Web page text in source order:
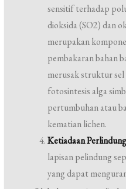
sensitif terhadap
dioksida (SO2) dan
merupakan
pembakaran bahan
merusak struktur
fotosintesis alga
pertumbuhan atau
kematian lichen.
Ketiadaan
lapisan pelindung
yang dapat